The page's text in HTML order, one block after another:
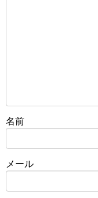
名前
メール